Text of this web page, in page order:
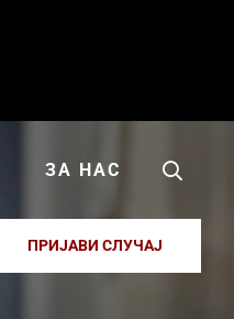
ЗА НАС
ПРИЈАВИ СЛУЧАЈ